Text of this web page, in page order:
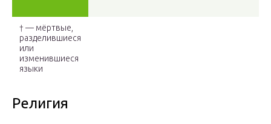
† — мёртвые,
разделившиеся
или
изменившиеся
языки
Религия